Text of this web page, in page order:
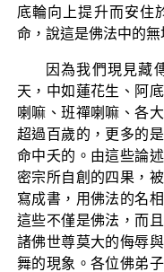
底輪向上提升而安住
命，說這是佛法中的
因為我們現見藏
天，中如蓮花生、阿
喇嘛、班禪喇嘛、各
超過百歲的，更多的
命中夭的。由這些論
密宗所自創的四果，
寫成書，用佛法的名
這些不僅是佛法，而
諸佛世尊莫大的侮辱
舞的現象。各位佛弟